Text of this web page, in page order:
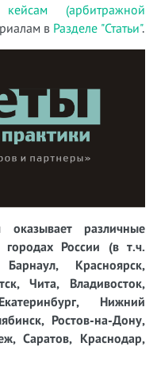
(арбитражной
в Разделе "Статьи".
различные
России (в т.ч.
Красноярск,
Чита, Владивосток,
Нижний
Ростов-на-Дону,
Саратов, Краснодар,